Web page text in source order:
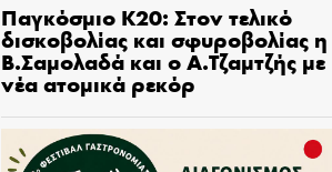
Παγκόσμιο Κ20: Στον τελικό
δισκοβολίας και σφυροβολίας η
Β.Σαμολαδά και ο Α.Τζαμτζής με
νέα ατομικά ρεκόρ